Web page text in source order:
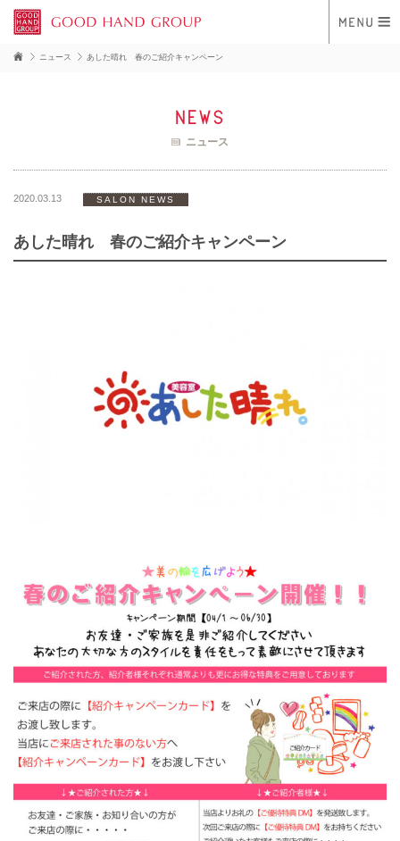
ニュース あした晴れ 春のご紹介キャンペーン
news
ニュース
2020.03.13 SALON NEWS
あした晴れ 春のご紹介キャンペーン